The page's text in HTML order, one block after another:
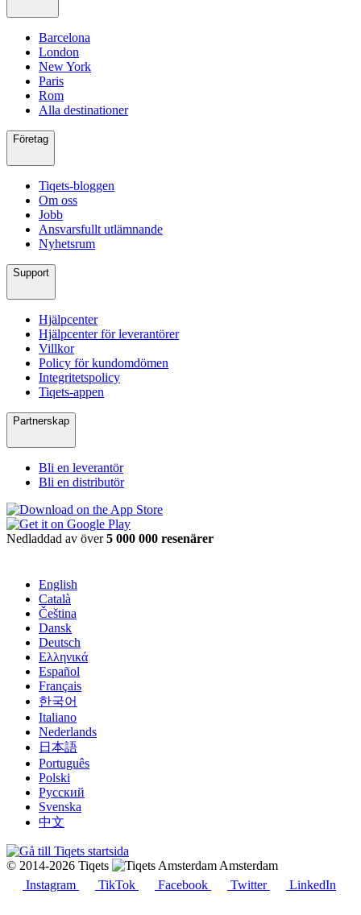
Barcelona
London
New York
Paris
Rom
Alla destinationer
Företag
Tiqets-bloggen
Om oss
Jobb
Ansvarsfullt utlämnande
Nyhetsrum
Support
Hjälpcenter
Hjälpcenter för leverantörer
Villkor
Policy för kundomdömen
Integritetspolicy
Tiqets-appen
Partnerskap
Bli en leverantör
Bli en distributör
Nedladdad av över5 000 000 resenärer
English
Català
Čeština
Dansk
Deutsch
Ελληνικά
Español
Français
한국어
Italiano
Nederlands
日本語
Português
Polski
Русский
Svenska
中文
© 2014-2026 Tiqets
Amsterdam
Instagram
TikTok Facebook Twitter LinkedIn